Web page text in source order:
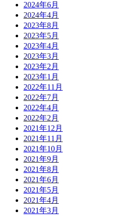
2024年6月
2024年4月
2023年8月
2023年5月
2023年4月
2023年3月
2023年2月
2023年1月
2022年11月
2022年7月
2022年4月
2022年2月
2021年12月
2021年11月
2021年10月
2021年9月
2021年8月
2021年6月
2021年5月
2021年4月
2021年3月